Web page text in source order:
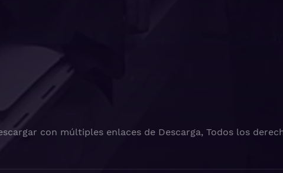
con múltiples enlaces de Descarga, Todos los